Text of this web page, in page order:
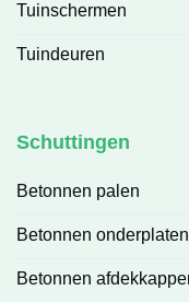
Tuinschermen
Tuindeuren
Schuttingen
Betonnen palen
Betonnen onderplaten
Betonnen